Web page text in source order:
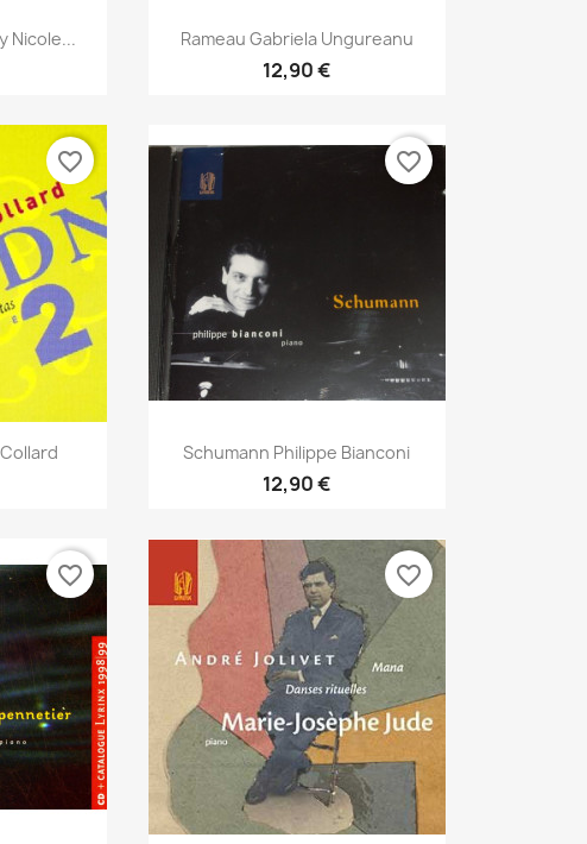
Nicole... Aperçu rapide
Rameau Gabriela Ungureanu
12,90 €
favorite_border
Aperçu rapide
Schumann Philippe Bianconi
12,90 €
favorite_border
favorite_border favorite_border